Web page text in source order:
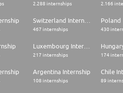
2.288 internships 2.166
467 internships
Poland
430
217 internships 174
Argentina Internship
108 internships
Chile
89